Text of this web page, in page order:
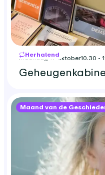
Herhalend
maandag 19 oktober10.30 -
Maand van de